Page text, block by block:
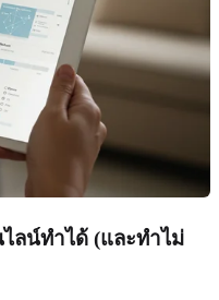
ลน์ทำได้ (และทำไม่